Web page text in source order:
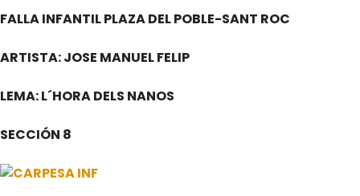
FALLA INFANTIL PLAZA DEL POBLE-SANT ROC
ARTISTA: JOSE MANUEL FELIP
LEMA: L´HORA DELS NANOS
SECCIÓN 8